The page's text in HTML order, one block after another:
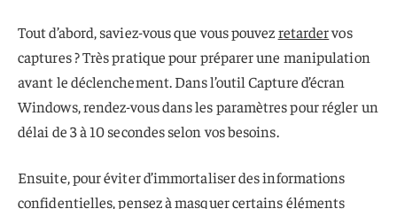
Tout d’abord, saviez-vous que vous pouvezretardervos
captures ? Très pratique pour préparer une manipulation
avant le déclenchement. Dans l’outil Capture d’écran
Windows, rendez-vous dans les paramètres pour régler un
délai de 3 à 10 secondes selon vos besoins.
Ensuite, pour éviter d’immortaliser des informations
confidentielles, pensez à masquer certains éléments